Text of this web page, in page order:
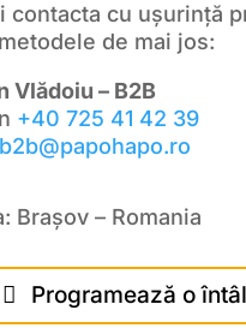
contacta cu ușurință
de mai jos:
Vlădoiu – B2B
+40 725 41 42 39
b2b@papohapo.ro
Brașov – Romania
Programează o